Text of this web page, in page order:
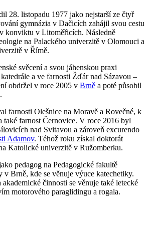
28. listopadu 1977 jako nejstarší ze čtyř
gymnázia v Dačicích zahájil svou cestu
konviktu v Litoměřicích. Následně
na Palackého univerzitě v Olomouci a
v Římě.
svěcení a svou jáhenskou praxi
a ve farnosti Žďár nad Sázavou –
obdržel v roce 2005 v Brně a poté působil
.
farnosti Olešnice na Moravě a Rovečné, k
také farnost Černovice. V roce 2016 byl
nad Svitavou a zároveň excurendo
Adamov. Téhož roku získal doktorát
Katolické univerzitě v Ružomberku.
pedagog na Pedagogické fakultě
Brně, kde se věnuje výuce katechetiky.
činnosti se věnuje také letecké
motorového paraglidingu a rogala.